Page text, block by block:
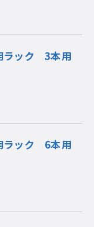
ラック 3本用
ラック 6本用